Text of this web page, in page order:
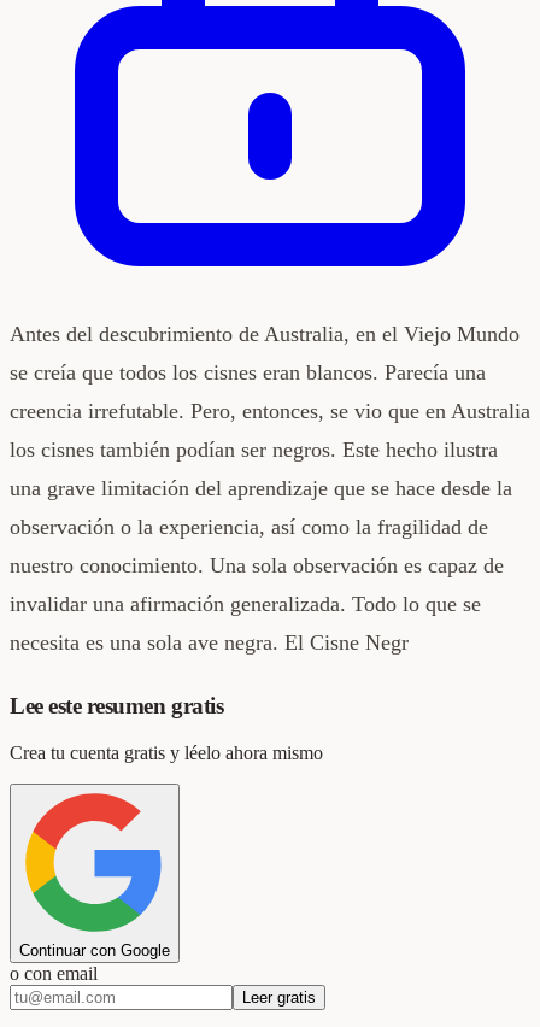
Antes del descubrimiento de Australia, en el Viejo Mundo
se creía que todos los cisnes eran blancos. Parecía una
creencia irrefutable. Pero, entonces, se vio que en Australia
los cisnes también podían ser negros. Este hecho ilustra
una grave limitación del aprendizaje que se hace desde la
observación o la experiencia, así como la fragilidad de
nuestro conocimiento. Una sola observación es capaz de
invalidar una afirmación generalizada. Todo lo que se
necesita es una sola ave negra. El Cisne Negr
Lee este resumen gratis
Crea tu cuenta gratis y léelo ahora mismo
Continuar con Google
o con email
Leer gratis